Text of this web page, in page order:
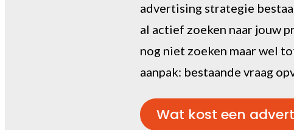
advertising strategie
al actief zoeken naar jouw
nog niet zoeken maar wel
aanpak: bestaande vraag
Wat kost een